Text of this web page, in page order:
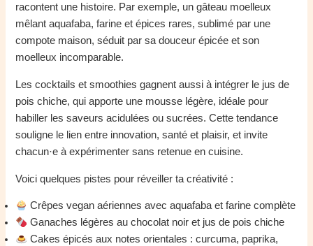
racontent une histoire. Par exemple, un gâteau moelleux
mêlant aquafaba, farine et épices rares, sublimé par une
compote maison, séduit par sa douceur épicée et son
moelleux incomparable.
Les cocktails et smoothies gagnent aussi à intégrer le jus de
pois chiche, qui apporte une mousse légère, idéale pour
habiller les saveurs acidulées ou sucrées. Cette tendance
souligne le lien entre innovation, santé et plaisir, et invite
chacun·e à expérimenter sans retenue en cuisine.
Voici quelques pistes pour réveiller ta créativité :
Crêpes vegan aériennes avec aquafaba et farine complète
Ganaches légères au chocolat noir et jus de pois chiche
Cakes épicés aux notes orientales : curcuma, paprika,